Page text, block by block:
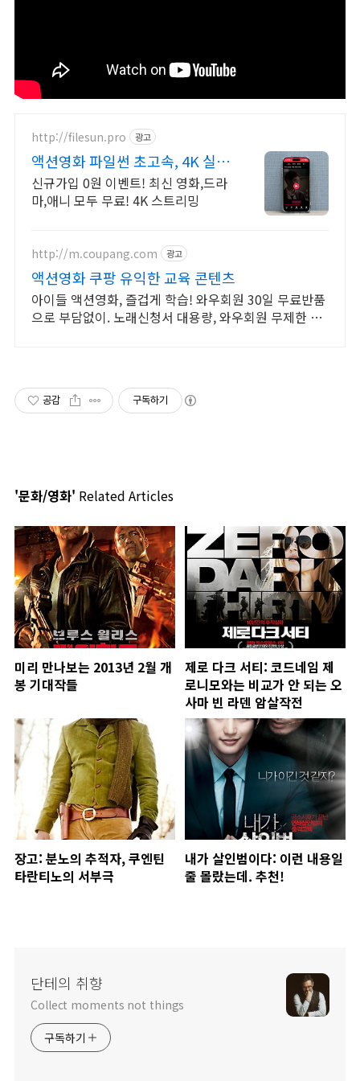
http://filesun.pro 광고
액션영화 파일썬 초고속, 4K 실시
간 보기!
신규가입 0원 이벤트! 최신 영화,드라
마,애니 모두 무료! 4K 스트리밍
http://m.coupang.com 광고
액션영화 쿠팡 유익한 교육 콘텐츠
아이들 액션영화, 즐겁게 학습! 와우회원 30일 무료반품
으로 부담없이. 노래신청서 대용량, 와우회원 무제한 무
공감 구독하기
'문화/영화' Related Articles
미리 만나보는 2013년 2월 개
봉 기대작들
제로 다크 서티: 코드네임 제
로니모와는 비교가 안 되는 오
사마 빈 라덴 암살작전
장고: 분노의 추적자, 쿠엔틴
타란티노의 서부극
내가 살인범이다: 이런 내용일
줄 몰랐는데. 추천!
단테의 취향
Collect moments not things
구독하기